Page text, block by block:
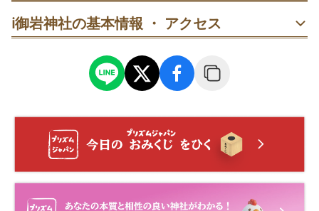
・ 2月 節分祭｜追儺の行事。豆まきは始まりの時間を少し
・ 4月第3土日 春季回向祭｜斎神社回向殿で祖霊供養。大日
・ 8月1日 夏山禅定祭｜登拝期間の開始に合わせて参拝を。
山の心得を守って穏やかに。
内も。土日は混雑傾向。
1. JR日立駅からはバス（約35分）かタクシーを利用。時刻
表を確認し、帰りの便も先にチェックしておくと安心で
す。
2. 休日は駐車場が早朝に埋まりやすいので、朝一番の参拝
がおすすめ。混雑時は県道沿いの臨時駐車場も案内に従っ
3. 登拝は飲料水を持参。滑りにくい靴で、手水→拝殿参拝
→登拝開始の順に進むと流れが整います。
4. 山歩きは往復で2〜3時間目安。午前の早い時間に出発
ℹ️御岩神社の基本情報 ・ アクセス